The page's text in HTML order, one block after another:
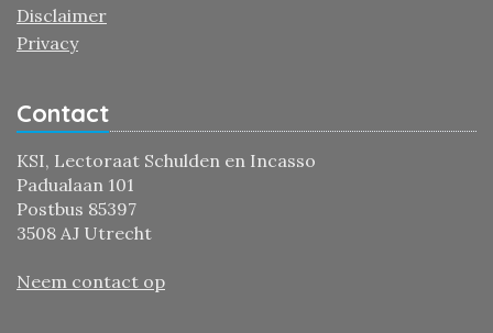
Disclaimer
Privacy
Contact
KSI, Lectoraat Schulden en Incasso
Padualaan 101
Postbus 85397
3508 AJ Utrecht
Neem contact op